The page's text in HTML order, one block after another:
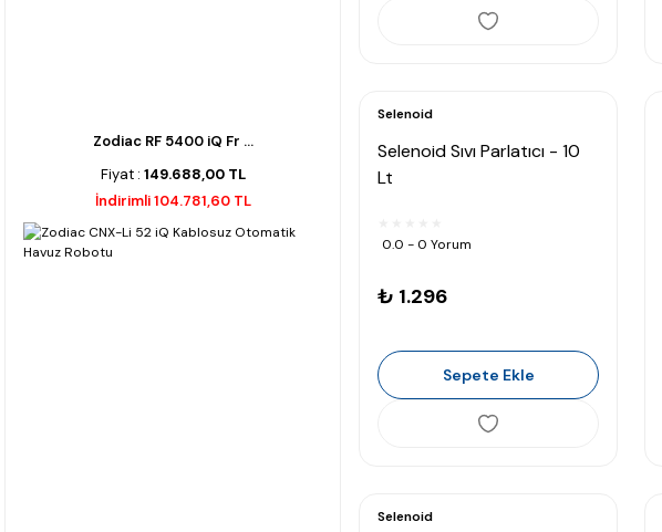
Zodiac RF 5400 iQ Fr ...
Fiyat : 149.688,00 TL
İndirimli 104.781,60 TL
Selenoid
Selenoid Sıvı Parlatıcı - 10
Lt
0.0 - 0 Yorum
₺ 1.296
Sepete Ekle
Selenoid